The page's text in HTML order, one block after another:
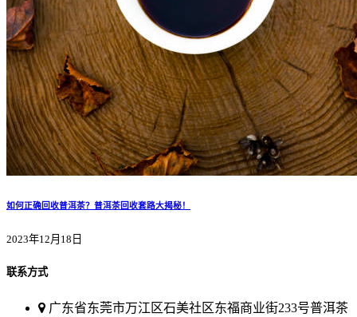
如何正确回收普洱茶？普洱茶回收套路大揭秘！
2023年12月18日
联系方式
广东省东莞市万江区石美社区东福商业街233号普洱茶